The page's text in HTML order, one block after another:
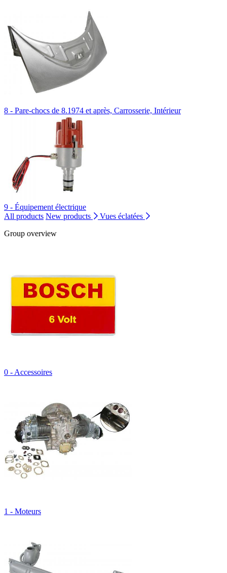
8 - Pare-chocs de 8.1974 et après, Carrosserie, Intérieur
9 - Équipement électrique
All products New products
Vues éclatées
Group overview
0 - Accessoires
1 - Moteurs